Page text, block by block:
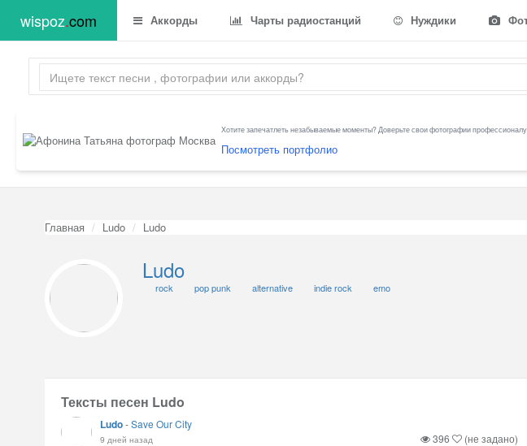
wispoz.com Аккорды Чарты радиостанций Нуждики
Хотите запечатлеть незабываемые моменты? Доверьте свои фотографии
Посмотреть портфолио
Главная Ludo Ludo
Ludo
rock pop punk alternative indie rock emo
Тексты песен Ludo
Ludo-Save Our City
9 дней назад 396 (не задано)